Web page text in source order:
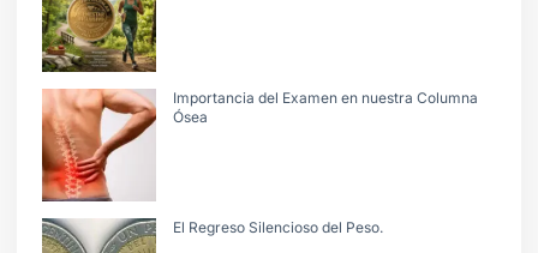
Importancia del Examen en nuestra Columna
Ósea
El Regreso Silencioso del Peso.